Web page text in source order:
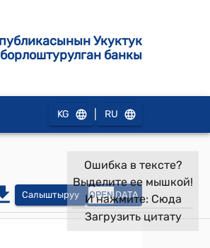
Укуктук
банкы
KG RU
Салыштыруу OPEN DATA
Ошибка в тексте?
Выделите ее мышкой!
И нажмите: Сюда
Загрузить цитату